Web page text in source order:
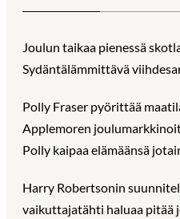
Joulun taikaa pienessä
Sydäntälämmittävä
Polly Fraser pyörittää
Applemoren
Polly kaipaa elämäänsä
Harry Robertsonin
vaikuttajatähti haluaa pitää